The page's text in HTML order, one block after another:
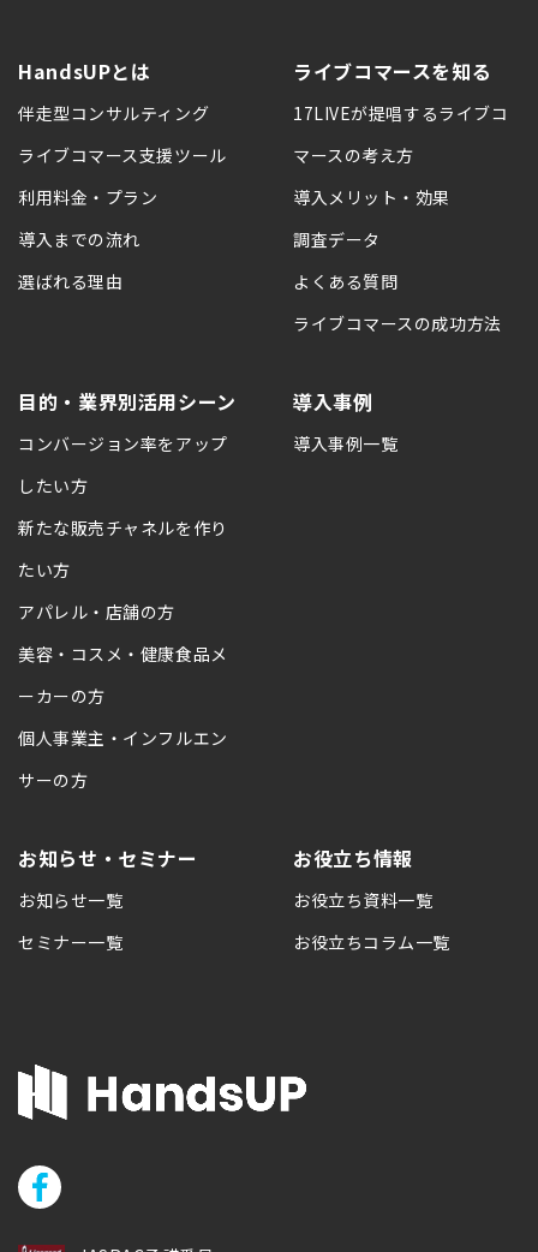
HandsUPとは
伴走型コンサルティング
ライブコマース支援ツール
利用料金・プラン
導入までの流れ
選ばれる理由
ライブコマースを知る
17LIVEが提唱するライブコ
マースの考え方
導入メリット・効果
調査データ
よくある質問
ライブコマースの成功方法
目的・業界別活用シーン
コンバージョン率をアップ
したい方
新たな販売チャネルを作り
たい方
アパレル・店舗の方
美容・コスメ・健康食品メ
ーカーの方
個人事業主・インフルエン
サーの方
導入事例
導入事例一覧
お知らせ・セミナー
お知らせ一覧
セミナー一覧
お役立ち情報
お役立ち資料一覧
お役立ちコラム一覧